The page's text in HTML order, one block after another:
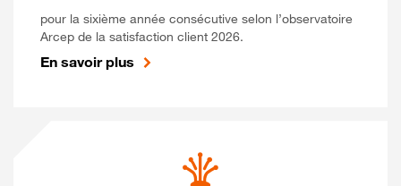
pour la sixième année consécutive selon l’observatoire
Arcep de la satisfaction client 2026.
En savoir plus